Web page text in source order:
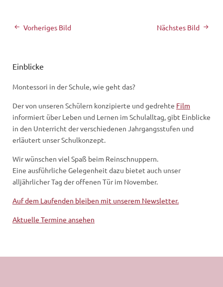
Nächstes Bild
Vorheriges Bild
Einblicke
Montessori in der Schule, wie geht das?
Der von unseren Schülern konzipierte und gedrehte Film
informiert über Leben und Lernen im Schulalltag, gibt Einblicke
in den Unterricht der verschiedenen Jahrgangsstufen und
erläutert unser Schulkonzept.
Wir wünschen viel Spaß beim Reinschnuppern.
Eine ausführliche Gelegenheit dazu bietet auch unser
alljährlicher Tag der offenen Tür im November.
Auf dem Laufenden bleiben mit unserem Newsletter.
Aktuelle Termine ansehen